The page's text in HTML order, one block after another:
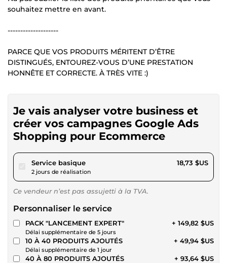
souhaitez mettre en avant.
--------------------
PARCE QUE VOS PRODUITS MÉRITENT D’ÊTRE
DISTINGUÉS, ENTOUREZ-VOUS D’UNE PRESTATION
HONNÊTE ET CORRECTE. À TRÈS VITE :)
Je vais analyser votre business et
créer vos campagnes Google Ads
Shopping pour Ecommerce
Service basiquepour 17,26 $US
2 jours de réalisation
18,73 $US
Ce vendeur n’est pas assujetti à la TVA.
Personnaliser le service
PACK "LANCEMENT EXPERT"
Délai supplémentaire de 5 jours
+ 149,82 $US
10 À 40 PRODUITS AJOUTÉS
Délai supplémentaire de 1 jour
+ 49,94 $US
40 À 80 PRODUITS AJOUTÉS + 93,64 $US